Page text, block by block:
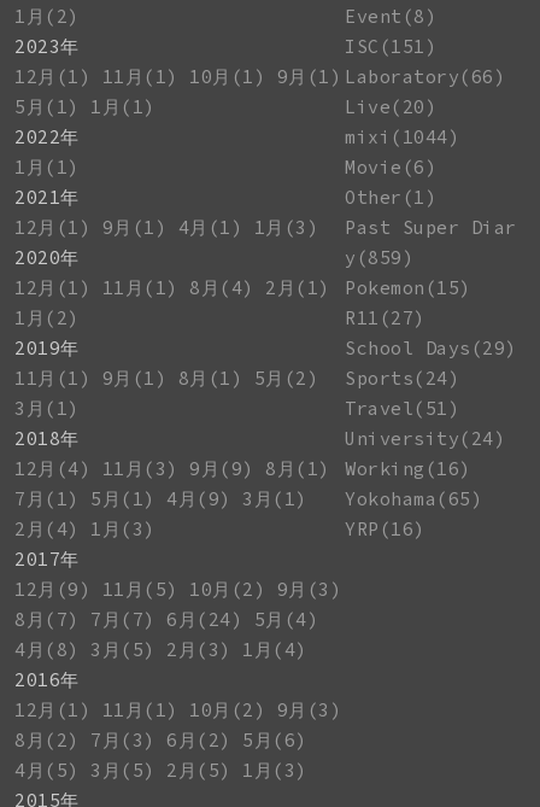
1月(2)
2023年
12月(1)
11月(1) 10月(1)
9月(1)
5月(1)
1月(1)
2022年
1月(1)
2021年
12月(1)
9月(1) 4月(1)
1月(3)
2020年
12月(1)
11月(1) 8月(4)
2月(1)
1月(2)
2019年
11月(1)
9月(1) 8月(1)
5月(2)
3月(1)
2018年
12月(4)
11月(3) 9月(9)
8月(1)
7月(1)
5月(1) 4月(9)
3月(1)
2月(4)
1月(3)
2017年
12月(9)
11月(5) 10月(2)
9月(3)
8月(7)
7月(7) 6月(24)
5月(4)
4月(8)
3月(5) 2月(3)
1月(4)
2016年
12月(1)
11月(1) 10月(2)
9月(3)
8月(2)
7月(3) 6月(2)
5月(6)
4月(5)
3月(5) 2月(5)
1月(3)
2015年
Event(8)
ISC(151)
Laboratory(66)
Live(20)
mixi(1044)
Movie(6)
Other(1)
Past Super Diar
y(859)
Pokemon(15)
R11(27)
School Days(29)
Sports(24)
Travel(51)
University(24)
Working(16)
Yokohama(65)
YRP(16)